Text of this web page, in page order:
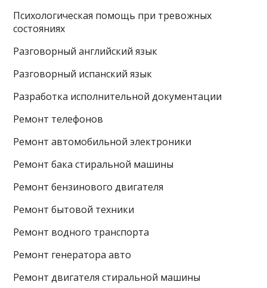
Психологическая помощь при тревожных
состояниях
Разговорный английский язык
Разговорный испанский язык
Разработка исполнительной документации
Ремонт телефонов
Ремонт автомобильной электроники
Ремонт бака стиральной машины
Ремонт бензинового двигателя
Ремонт бытовой техники
Ремонт водного транспорта
Ремонт генератора авто
Ремонт двигателя стиральной машины